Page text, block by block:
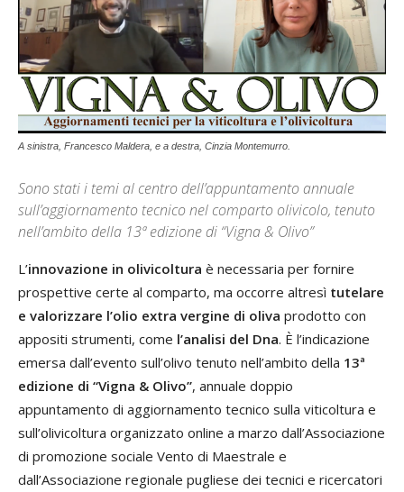
A sinistra, Francesco Maldera, e a destra, Cinzia Montemurro.
Sono stati i temi al centro dell’appuntamento annuale
sull’aggiornamento tecnico nel comparto olivicolo, tenuto
nell’ambito della 13ª edizione di “Vigna & Olivo”
L’innovazione in olivicoltura è necessaria per fornire
prospettive certe al comparto, ma occorre altresì tutelare
e valorizzare l’olio extra vergine di oliva prodotto con
appositi strumenti, come l’analisi del Dna. È l’indicazione
emersa dall’evento sull’olivo tenuto nell’ambito della 13ª
edizione di “Vigna & Olivo”, annuale doppio
appuntamento di aggiornamento tecnico sulla viticoltura e
sull’olivicoltura organizzato online a marzo dall’Associazione
di promozione sociale Vento di Maestrale e
dall’Associazione regionale pugliese dei tecnici e ricercatori